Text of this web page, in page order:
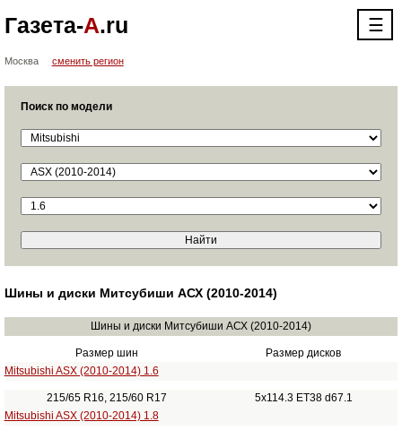
Газета-А.ru ☰
Москва сменить регион
Поиск по модели
Шины и диски Митсубиши АСХ (2010-2014)
Шины и диски Митсубиши АСХ (2010-2014)
Размер шин
Размер дисков
Mitsubishi ASX (2010-2014) 1.6
215/65 R16, 215/60 R17
5x114.3 ET38 d67.1
Mitsubishi ASX (2010-2014) 1.8